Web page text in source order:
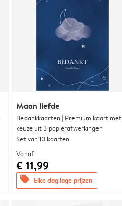
Maan liefde
Bedankkaarten | Premium kaart met
keuze uit 3 papierafwerkingen
Set van 10 kaarten
Vanaf
€ 11,99
offers Elke dag lage prijzen